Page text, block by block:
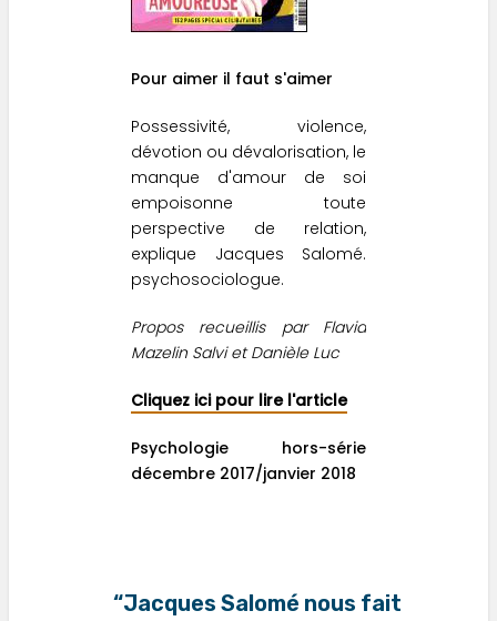
Pour aimer il faut s'aimer
Possessivité, violence,
dévotion ou dévalorisation, le
manque d'amour de soi
empoisonne toute
perspective de relation,
explique Jacques Salomé.
psychosociologue.
Propos recueillis par Flavia
Mazelin Salvi et Danièle Luc
Cliquez ici pour lire l'article
Psychologie hors-série
décembre 2017/janvier 2018
“Jacques Salomé nous fait